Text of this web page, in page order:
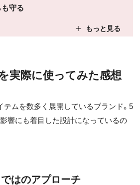
守る
実際に使ってみた感想
テムを数多く展開しているブランド。5
響にも着目した設計になっているの
はのアプローチ